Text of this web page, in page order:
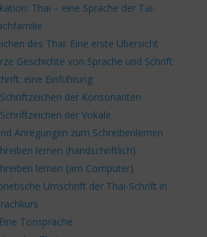
Thai – eine Sprache der Tai-
des Thai: Eine erste Übersicht
Geschichte von Sprache und Schrift
eine Einführung
der Konsonanten
der Vokale
Anregungen zum Schreibenlernen
lernen (handschriftlich)
lernen (am Computer)
Umschrift der Thai-Schrift in
Tonsprache